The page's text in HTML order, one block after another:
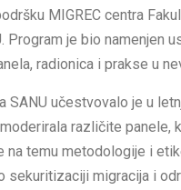
MIGREC centra
je bio namenjen
radionica i prakse u
učestvovalo je u
različite panele,
temu metodologije i
sekuritizaciji migracija i